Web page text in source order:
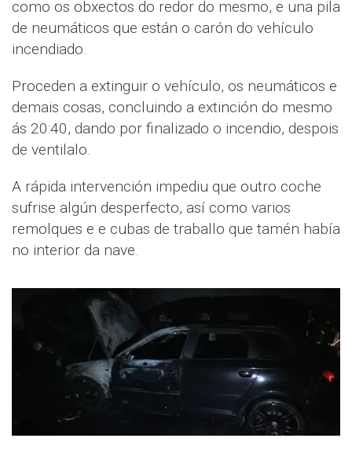
como os obxectos do redor do mesmo, e una pila
de neumáticos que están o carón do vehículo
incendiado.
Proceden a extinguir o vehículo, os neumáticos e
demais cosas, concluindo a extinción do mesmo
ás 20:40, dando por finalizado o incendio, despois
de ventilalo.
A rápida intervención impediu que outro coche
sufrise algún desperfecto, así como varios
remolques e e cubas de traballo que tamén había
no interior da nave.